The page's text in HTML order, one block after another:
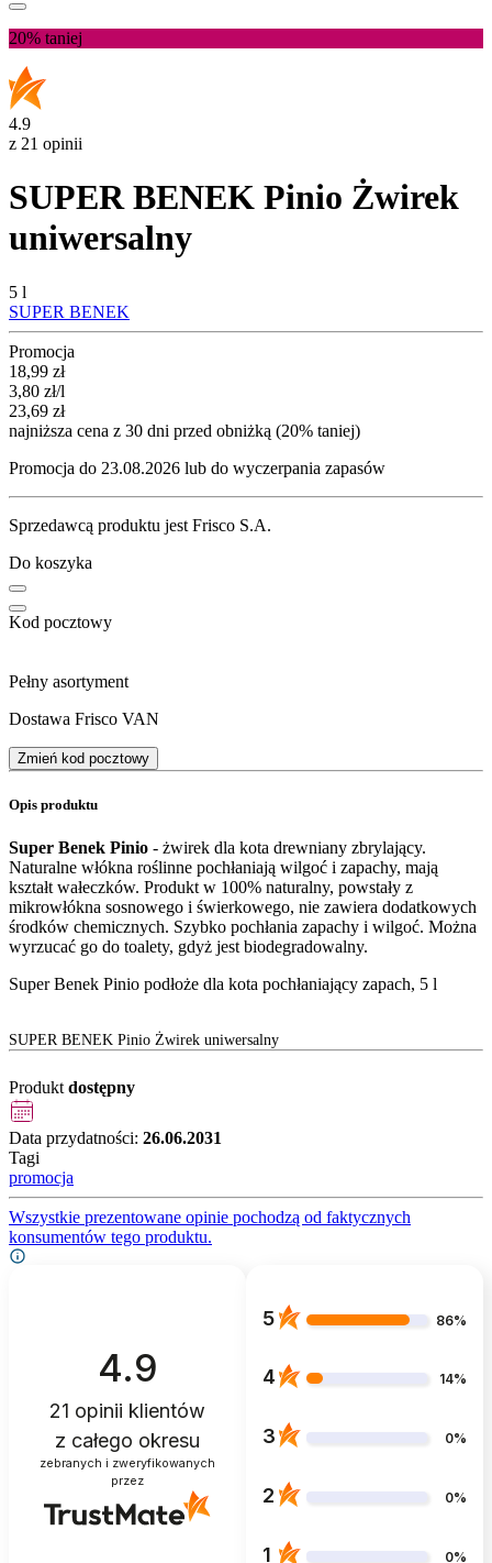
20% taniej
4.9
z 21 opinii
SUPER BENEK Pinio Żwirek
uniwersalny
5 l
SUPER BENEK
Promocja
Cena promocyjna
18,99 zł
3,80 zł/l
23,69 zł
najniższa cena z 30 dni przed obniżką (20% taniej)
Promocja do 23.08.2026 lub do wyczerpania zapasów
Sprzedawcą produktu jest Frisco S.A.
Do koszyka
Kod pocztowy
Pełny asortyment
Dostawa Frisco VAN
Zmień kod pocztowy
Opis produktu
Super Benek Pinio - żwirek dla kota drewniany zbrylający.
Naturalne włókna roślinne pochłaniają wilgoć i zapachy, mają
kształt wałeczków. Produkt w 100% naturalny, powstały z
mikrowłókna sosnowego i świerkowego, nie zawiera dodatkowych
środków chemicznych. Szybko pochłania zapachy i wilgoć. Można
wyrzucać go do toalety, gdyż jest biodegradowalny.
Super Benek Pinio podłoże dla kota pochłaniający zapach, 5 l
SUPER BENEK Pinio Żwirek uniwersalny
Produkt dostępny
Data przydatności: 26.06.2031
Tagi
promocja
Wszystkie prezentowane opinie pochodzą od faktycznych
konsumentów tego produktu.
4.9
21 opinii klientów
z całego okresu
zebranych i zweryfikowanych
przez
5 86%
4 14%
3 0%
2 0%
1 0%